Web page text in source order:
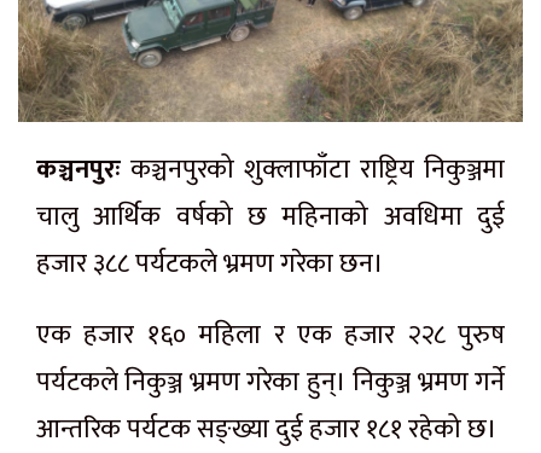
कञ्चनपुरः कञ्चनपुरको शुक्लाफाँटा राष्ट्रिय निकुञ्जमा
चालु आर्थिक वर्षको छ महिनाको अवधिमा दुई
हजार ३८८ पर्यटकले भ्रमण गरेका छन।
एक हजार १६० महिला र एक हजार २२८ पुरुष
पर्यटकले निकुञ्ज भ्रमण गरेका हुन्। निकुञ्ज भ्रमण गर्ने
आन्तरिक पर्यटक सङ्ख्या दुई हजार १८१ रहेको छ।